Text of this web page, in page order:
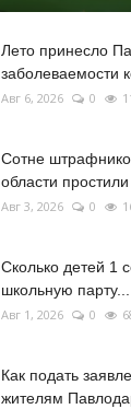
Лето принесло
заболеваемости
Авг 6, 2026 0
Сотне
области
Авг 3, 2026 0
Сколько детей 1
школьную парту...
Авг 1, 2026 0
Как подать
жителям